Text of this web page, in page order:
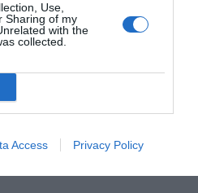
Use,
Sharing of my
with the
collected.
Access Privacy Policy